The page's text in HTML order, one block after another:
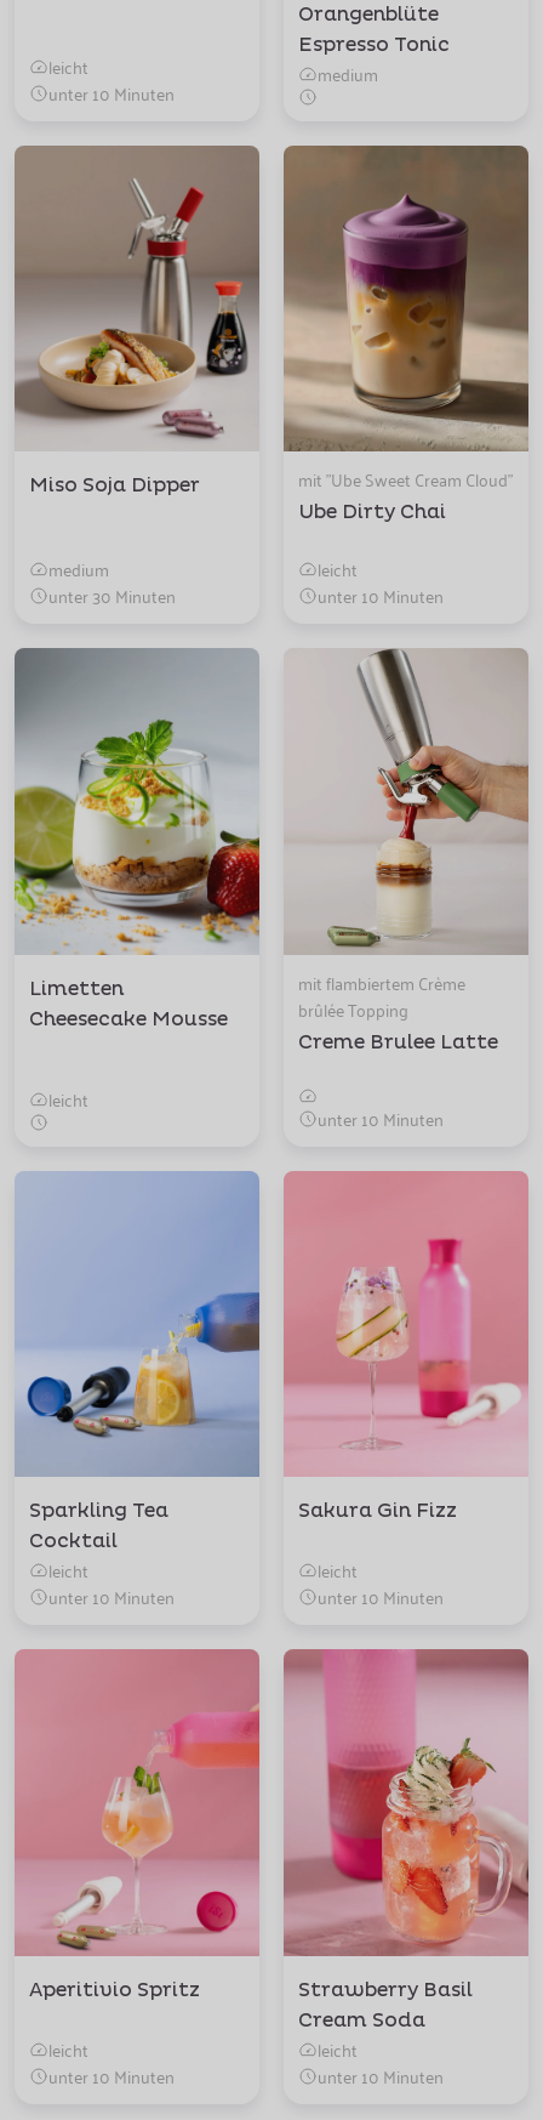
leicht
unter 10 Minuten
Orangenblüte
Espresso Tonic
medium
Miso Soja Dipper
medium
unter 30 Minuten
mit "Ube Sweet Cream Cloud"
Ube Dirty Chai
leicht
unter 10 Minuten
Limetten
Cheesecake Mousse
leicht
mit flambiertem Crème
brûlée Topping
Creme Brulee Latte
unter 10 Minuten
Sparkling Tea
Cocktail
leicht
unter 10 Minuten
Sakura Gin Fizz
leicht
unter 10 Minuten
Aperitivio Spritz
leicht
unter 10 Minuten
Strawberry Basil
Cream Soda
leicht
unter 10 Minuten